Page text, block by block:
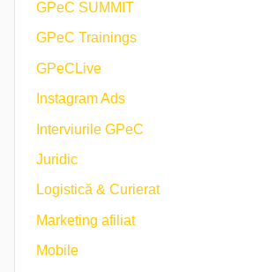
GPeC SUMMIT
GPeC Trainings
GPeCLive
Instagram Ads
Interviurile GPeC
Juridic
Logistică & Curierat
Marketing afiliat
Mobile